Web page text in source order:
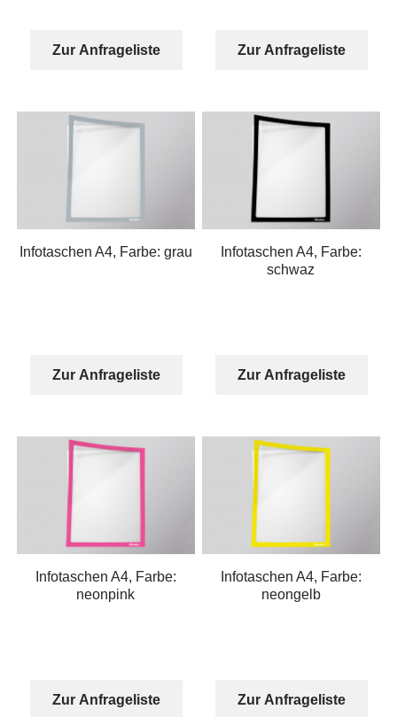
Zur Anfrageliste Zur Anfrageliste
Infotaschen A4, Farbe: grau
Zur Anfrageliste
Infotaschen A4, Farbe:
schwaz
Zur Anfrageliste
Infotaschen A4, Farbe:
neonpink
Zur Anfrageliste
Infotaschen A4, Farbe:
neongelb
Zur Anfrageliste